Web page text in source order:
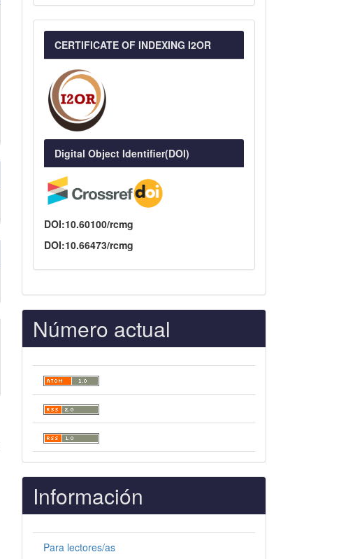
CERTIFICATE OF INDEXING I2OR
Digital Object Identifier(DOI)
DOI:10.60100/rcmg
DOI:10.66473/rcmg
Número actual
Información
Para lectores/as